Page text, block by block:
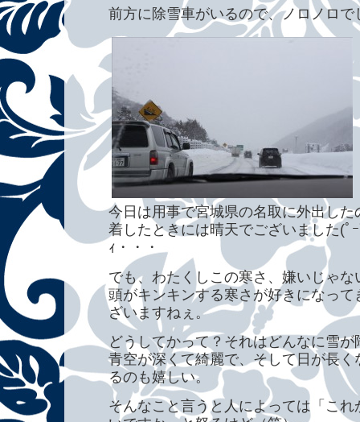
前方に除雪車がいるので、ノロノロで
今日は用事で宮城県の名取に外出し
着したときには晴天でございました(ﾟ
ｨ・・・
でも、わたくしこの寒さ、嫌いじゃ
頭がキンキンする寒さが好きになっ
ざいますねぇ。
どうしてかって？それはどんなに雪
青空が深くて綺麗で、そして日が長
るのも嬉しい。
そんなこと言うと人によっては「こ